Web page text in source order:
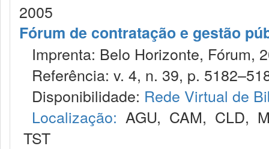
2005
Fórum de contratação e gestão
Imprenta: Belo Horizonte, Fórum,
Referência: v. 4, n. 39, p.
Disponibilidade: Rede Virtual de
Localização: AGU, CAM, CLD,
TST